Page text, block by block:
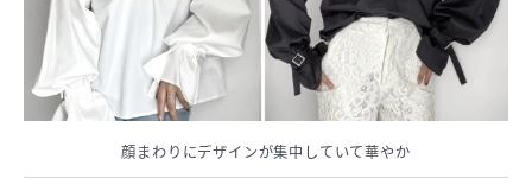
顔まわりにデザインが集中していて華やか